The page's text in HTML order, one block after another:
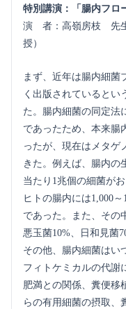
特別講演：「腸内フロ
演 者：高嶺房枝 先生
授）
まず、近年は腸内細菌
く出版されているとい
た。腸内細菌の同定法
であったため、本来腸
ったが、現在はメタゲ
きた。例えば、腸内の
当たり1兆個の細菌が
ヒトの腸内には1,000
であった。また、その
悪玉菌10%、日和見菌
その他、腸内細菌はい
フィトケミカルの代謝
肥満との関係、糞便移
らの有用細菌の摂取、